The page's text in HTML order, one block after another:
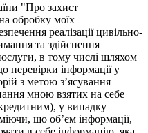
"Про захист
обробку моїх
реалізації цивільно-
та здійснення
в тому числі шляхом
перевірки інформації у
з метою з’ясування
мною взятих на себе
у випадку
що об’єм інформації,